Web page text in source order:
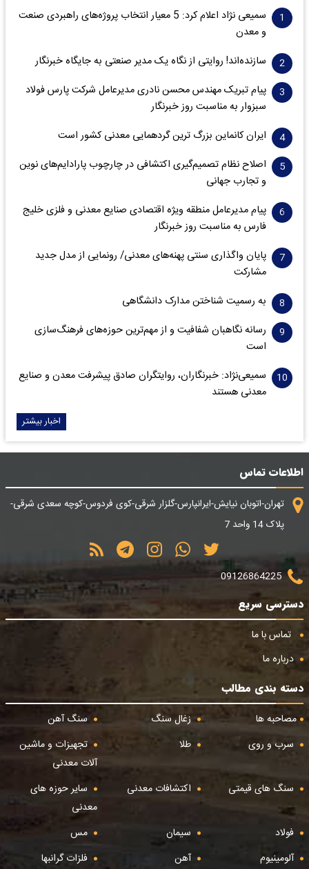
سمیعی‌ نژاد اعلام کرد: 5 معیار انتخاب پروژه‌های راهبردی صنعت
و معدن
سازنده‌اند! روایتی از نگاه یک مدیر صنعتی به جایگاه خبرنگار
پیام تبریک مهندس محسن نادری مدیرعامل شرکت پارس فولاد
سبزوار به مناسبت روز خبرنگار
ایران کانماین بزرگ ترین گردهمایی معدنی کشور است
اصلاح نظام تصمیم‌گیری اکتشافی در چارچوب پارادایم‌های نوین
و تجارب جهانی
پیام مدیرعامل منطقه ویژه اقتصادی صنایع معدنی و فلزی خلیج
فارس به مناسبت روز خبرنگار‌
پایان واگذاری‌ سنتی پهنه‌های معدنی/ رونمایی از مدل جدید
مشارکت
به رسمیت شناختن مدارک دانشگاهی
رسانه نگاهبان شفافیت و از مهم‌ترین حوزه‌های فرهنگ‌سازی
است
سمیعی‌نژاد: خبرنگاران، روایتگران صادق پیشرفت معدن و صنایع
معدنی هستند
اخبار بیشتر
اطلاعات تماس
تهران-اتوبان نیایش-ایرانپارس-گلزار شرقی-کوی فردوس-کوچه سعدی شرقی-
پلاک 14 واحد 7
09126864225
دسترسی سریع
تماس با ما
درباره ما
دسته بندی مطالب
مصاحبه ها
زغال سنگ
سنگ آهن
سرب و روی
طلا
تجهیزات و ماشین
آلات معدنی
سنگ های قیمتی
اکتشافات معدنی
سایر حوزه های
معدنی
فولاد
سیمان
مس
آلومینیوم
آهن فلزات گرانبها